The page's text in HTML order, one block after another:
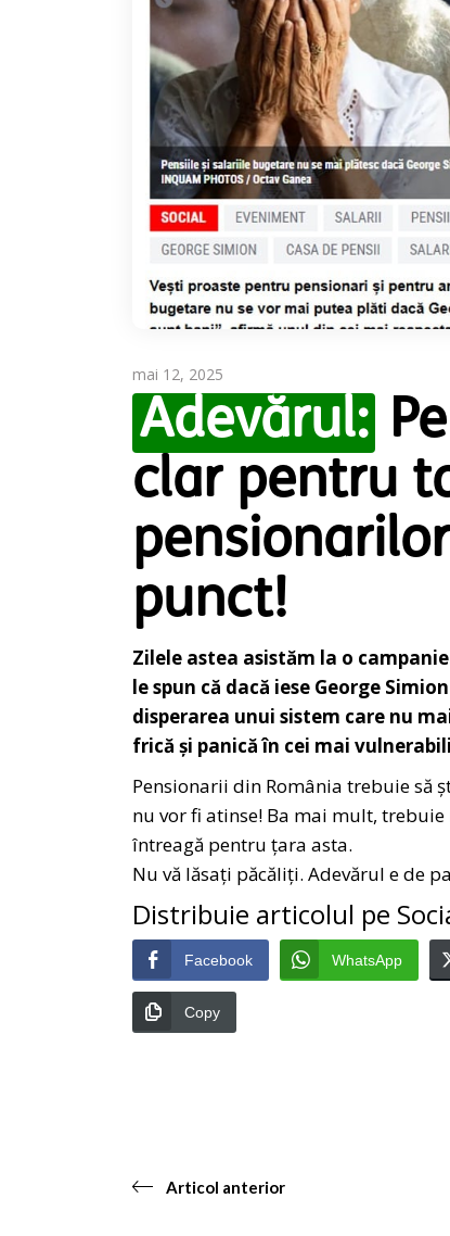
mai 12, 2025
Adevărul:
clar pentru
punct!
Zilele astea asistăm la o
le spun că dacă iese George
disperarea unui sistem care nu
frică și panică în cei mai
Pensionarii din România trebuie să
nu vor fi atinse! Ba mai mult,
întreagă pentru țara asta.
Nu vă lăsați păcăliți. Adevărul e de
Distribuie articolul pe
Facebook WhatsApp
Copy
Articol anterior